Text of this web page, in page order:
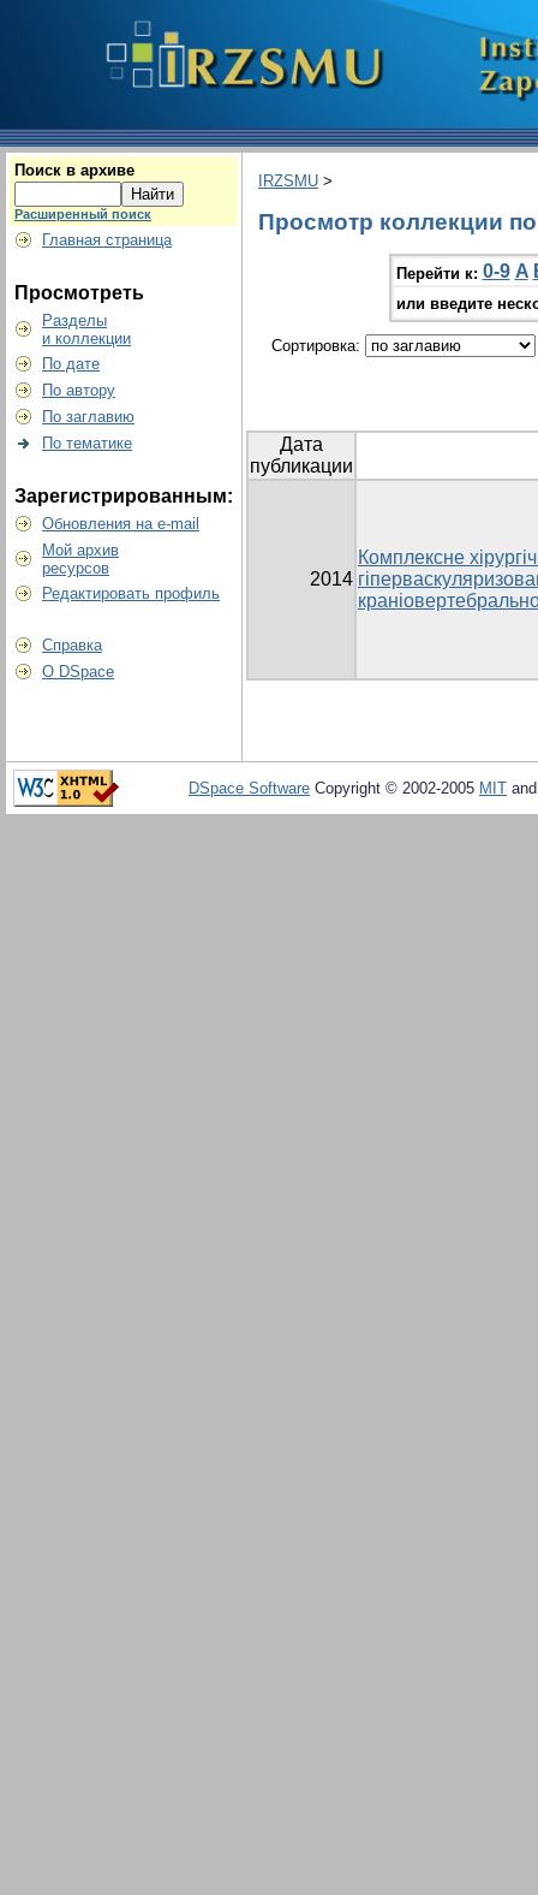
Поиск в архиве
Расширенный поиск
Главная страница
Просмотреть
Разделы
и коллекции
По дате
По автору
По заглавию
По тематике
Зарегистрированным:
Обновления на e-mail
Мой архив
ресурсов
Редактировать профиль
Справка
О DSpace
IRZSMU >
Просмотр коллекции
Перейти к: 0-9 A
или введите
Сортировка:
Дата
публикации
2014
Комплексне
DSpace Software Copyright © 2002-2005 MIT